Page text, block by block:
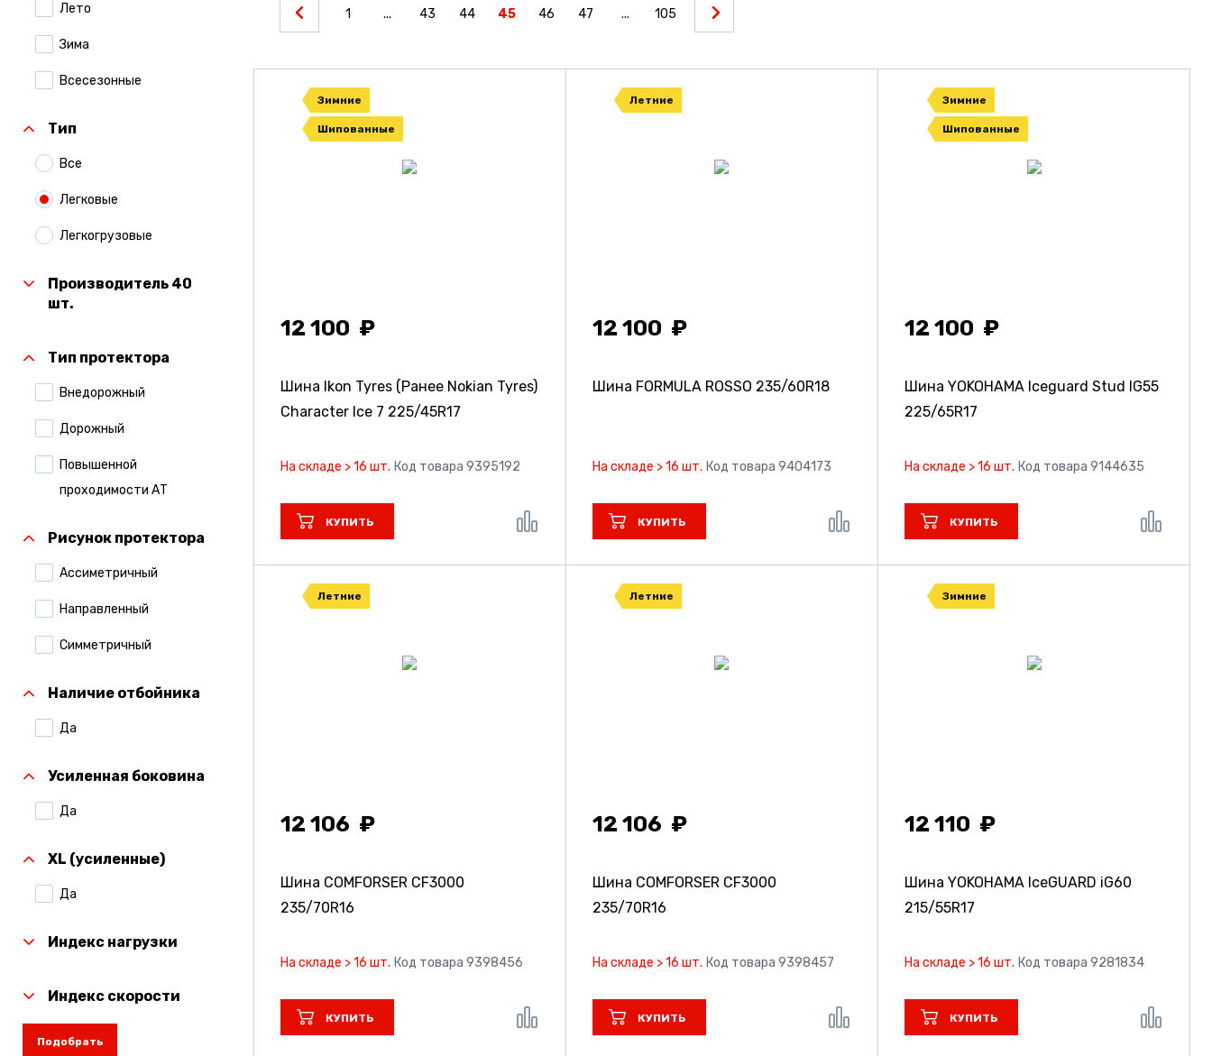
Лето
Зима
Всесезонные
Тип
Все
Легковые
Легкогрузовые
Производитель 40
шт.
Тип протектора
Внедорожный
Дорожный
Повышенной
проходимости АТ
Рисунок протектора
Ассиметричный
Направленный
Симметричный
Наличие отбойника
Да
Усиленная боковина
Да
XL (усиленные)
Да
Индекс нагрузки
Индекс скорости
Подобрать
1 ... 43 44 45 46 47 ... 105
Зимние
Шипованные
12 100
Шина Ikon Tyres (Ранее Nokian Tyres)
Character Ice 7 225/45R17
На складе > 16 шт. Код товара 9395192
КУПИТЬ
Летние
12 100
Шина FORMULA ROSSO 235/60R18
На складе > 16 шт. Код товара 9404173
КУПИТЬ
Зимние
Шипованные
12 100
Шина YOKOHAMA Iceguard Stud IG55
225/65R17
На складе > 16 шт. Код товара 9144635
КУПИТЬ
Летние
12 106
Шина COMFORSER CF3000
235/70R16
На складе > 16 шт. Код товара 9398456
КУПИТЬ
Летние
12 106
Шина COMFORSER CF3000
235/70R16
На складе > 16 шт. Код товара 9398457
КУПИТЬ
Зимние
12 110
Шина YOKOHAMA IceGUARD iG60
215/55R17
На складе > 16 шт. Код товара 9281834
КУПИТЬ